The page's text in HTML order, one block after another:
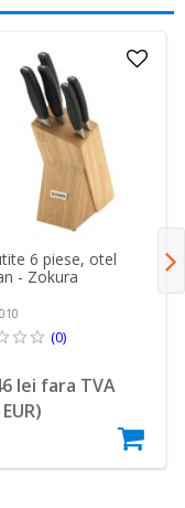
6 piese, otel
- Zokura
(0)
lei fara TVA